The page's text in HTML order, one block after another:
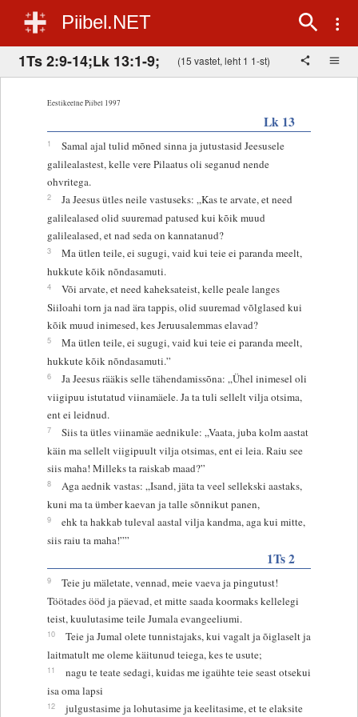
Piibel.NET
1Ts 2:9-14;Lk 13:1-9; (15 vastet, leht 1 1-st)
Eestikeelne Piibel 1997
Lk 13
1
Samal ajal tulid mõned sinna ja jutustasid Jeesusele
galilealastest, kelle vere Pilaatus oli seganud nende
ohvritega.
2
Ja Jeesus ütles neile vastuseks: „Kas te arvate, et need
galilealased olid suuremad patused kui kõik muud
galilealased, et nad seda on kannatanud?
3
Ma ütlen teile, ei sugugi, vaid kui teie ei paranda meelt,
hukkute kõik nõndasamuti.
4
Või arvate, et need kaheksateist, kelle peale langes
Siiloahi torn ja nad ära tappis, olid suuremad võlglased kui
kõik muud inimesed, kes Jeruusalemmas elavad?
5
Ma ütlen teile, ei sugugi, vaid kui teie ei paranda meelt,
hukkute kõik nõndasamuti.”
6
Ja Jeesus rääkis selle tähendamissõna: „Ühel inimesel oli
viigipuu istutatud viinamäele. Ja ta tuli sellelt vilja otsima,
ent ei leidnud.
7
Siis ta ütles viinamäe aednikule: „Vaata, juba kolm aastat
käin ma sellelt viigipuult vilja otsimas, ent ei leia. Raiu see
siis maha! Milleks ta raiskab maad?”
8
Aga aednik vastas: „Isand, jäta ta veel sellekski aastaks,
kuni ma ta ümber kaevan ja talle sõnnikut panen,
9
ehk ta hakkab tuleval aastal vilja kandma, aga kui mitte,
siis raiu ta maha!””
1Ts 2
9
Teie ju mäletate, vennad, meie vaeva ja pingutust!
Töötades ööd ja päevad, et mitte saada koormaks kellelegi
teist, kuulutasime teile Jumala evangeeliumi.
10
Teie ja Jumal olete tunnistajaks, kui vagalt ja õiglaselt ja
laitmatult me oleme käitunud teiega, kes te usute;
11
nagu te teate sedagi, kuidas me igaühte teie seast otsekui
isa oma lapsi
12 julgustasime ja lohutasime ja keelitasime, et te elaksite